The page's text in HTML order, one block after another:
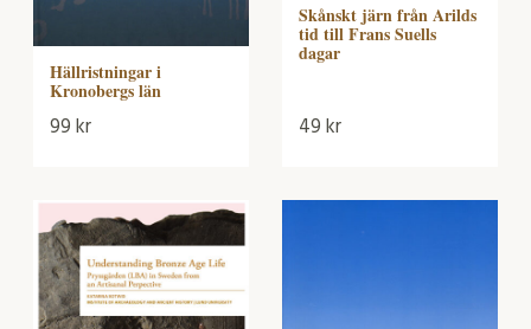
Hällristningar i
Kronobergs län
99kr
Skånskt järn från Arilds
tid till Frans Suells
dagar
49kr